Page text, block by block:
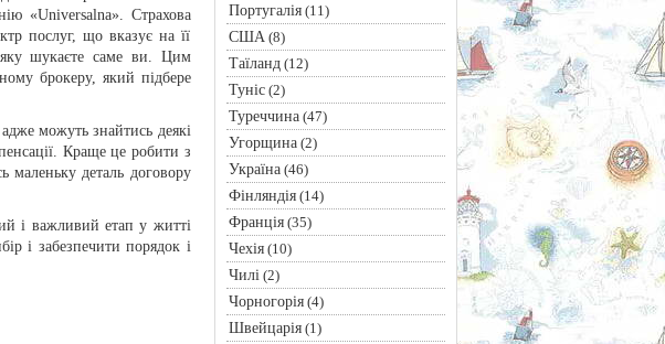
«Universalna». Страхова
послуг, що вказує на її
яку шукаєте саме ви. Цим
брокеру, який підбере
можуть знайтись деякі
Краще це робити з
маленьку деталь договору
і важливий етап у житті
і забезпечити порядок і
Португалія(11)
США(8)
Таїланд(12)
Туніс(2)
Туреччина(47)
Угорщина(2)
Україна(46)
Фінляндія(14)
Франція(35)
Чехія(10)
Чилі(2)
Чорногорія(4)
Швейцарія(1)